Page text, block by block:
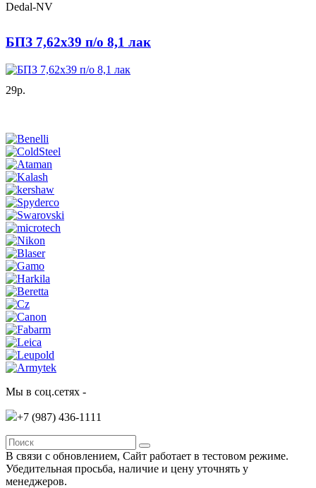
Dedal-NV
БПЗ 7,62х39 п/о 8,1 лак
29р.
Мы в соц.сетях -
+7 (987) 436-1111
В связи с обновлением, Сайт работает в тестовом режиме.
Убедительная просьба, наличие и цену уточнять у
менеджеров.